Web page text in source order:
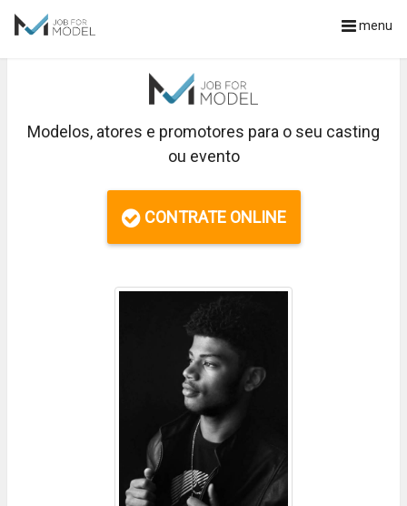
menu
Modelos, atores e promotores para o seu casting
ou evento
CONTRATE ONLINE